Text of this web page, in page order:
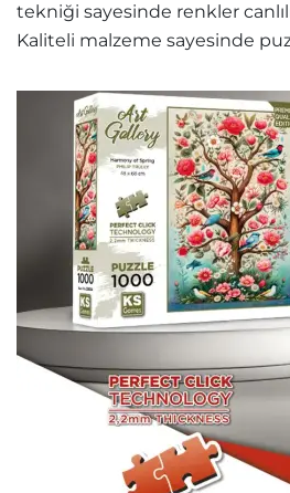
tekniği sayesinde renkler
Kaliteli malzeme sayesinde